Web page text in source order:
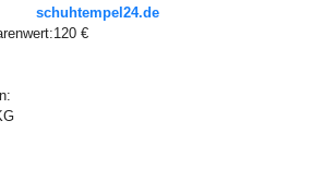
schuhtempel24.de
120 €